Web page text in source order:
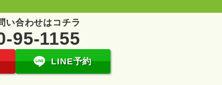
い合わせはコチラ
95-1155
LINE予約